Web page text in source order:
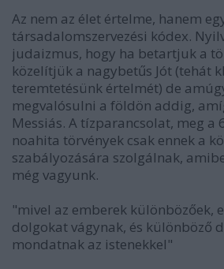
Az nem az élet értelme, hanem
társadalomszervezési kódex.
judaizmus, hogy ha betartjuk a
közelítjük a nagybetűs Jót (tehát
teremtetésünk értelmét) de
megvalósulni a földön addig,
Messiás. A tízparancsolat, meg a
noahita törvények csak ennek a
szabályozására szolgálnak,
még vagyunk.
"mivel az emberek különbözőek,
dolgokat vágynak, és különböző
mondatnak az istenekkel"